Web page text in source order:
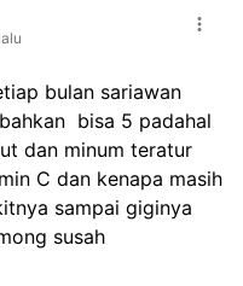
bulan sariawan
bisa 5 padahal
dan minum teratur
C dan kenapa masih
sampai giginya
susah